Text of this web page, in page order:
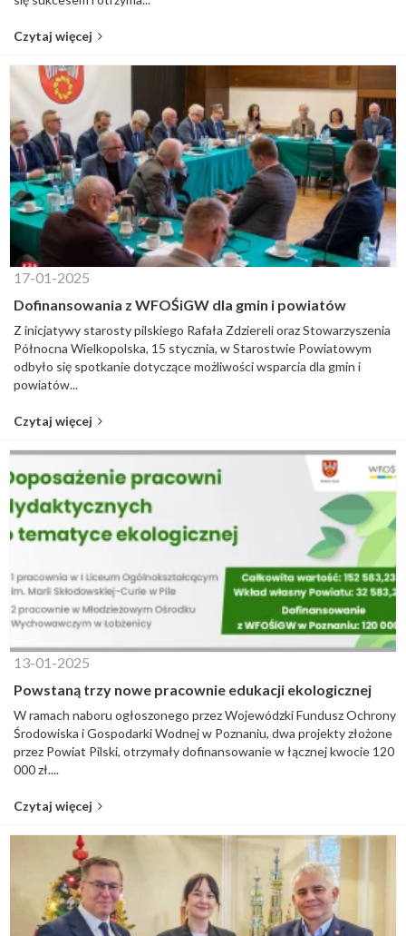
Czytaj więcej
17-01-2025
Dofinansowania z WFOŚiGW dla gmin i powiatów
Z inicjatywy starosty pilskiego Rafała Zdziereli oraz Stowarzyszenia
Północna Wielkopolska, 15 stycznia, w Starostwie Powiatowym
odbyło się spotkanie dotyczące możliwości wsparcia dla gmin i
powiatów...
Czytaj więcej
13-01-2025
Powstaną trzy nowe pracownie edukacji ekologicznej
W ramach naboru ogłoszonego przez Wojewódzki Fundusz Ochrony
Środowiska i Gospodarki Wodnej w Poznaniu, dwa projekty złożone
przez Powiat Pilski, otrzymały dofinansowanie w łącznej kwocie 120
000 zł....
Czytaj więcej